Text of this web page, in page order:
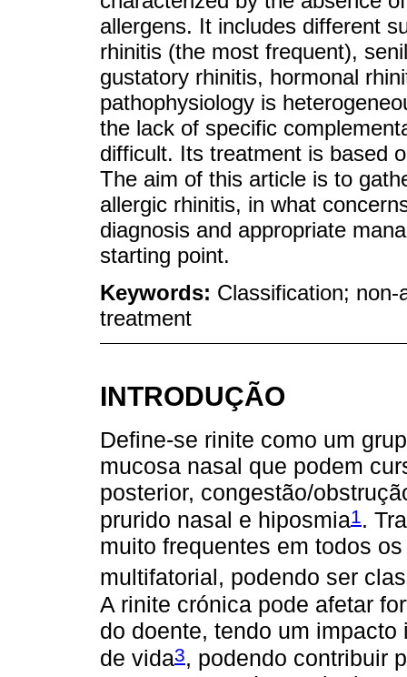
allergens. It includes different
rhinitis (the most frequent),
gustatory rhinitis, hormonal
pathophysiology is
the lack of specific
difficult. Its treatment is based
The aim of this article is to
allergic rhinitis, in what
diagnosis and appropriate
starting point.
Keywords: Classification;
treatment
INTRODUÇÃO
Define-se rinite como um
mucosa nasal que podem
posterior, congestão/
prurido nasal e hiposmia1.
muito frequentes em todos
multifatorial, podendo ser
A rinite crónica pode afetar
do doente, tendo um
de vida3, podendo contribuir